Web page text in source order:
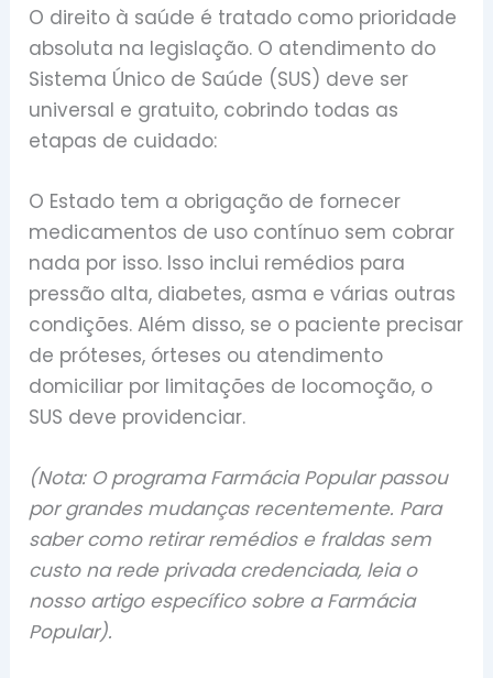
O direito à saúde é tratado como prioridade
absoluta na legislação. O atendimento do
Sistema Único de Saúde (SUS) deve ser
universal e gratuito, cobrindo todas as
etapas de cuidado:
O Estado tem a obrigação de fornecer
medicamentos de uso contínuo sem cobrar
nada por isso. Isso inclui remédios para
pressão alta, diabetes, asma e várias outras
condições. Além disso, se o paciente precisar
de próteses, órteses ou atendimento
domiciliar por limitações de locomoção, o
SUS deve providenciar.
(Nota: O programa Farmácia Popular passou
por grandes mudanças recentemente. Para
saber como retirar remédios e fraldas sem
custo na rede privada credenciada, leia o
nosso artigo específico sobre a Farmácia
Popular).